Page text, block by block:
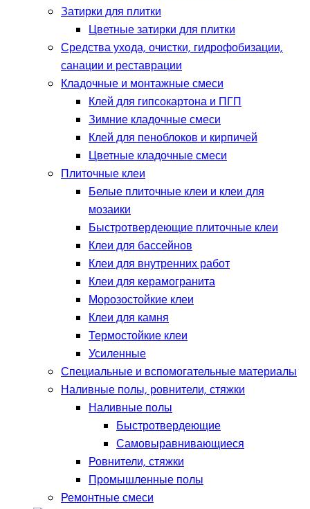
Затирки для плитки
Цветные затирки для плитки
Средства ухода, очистки, гидрофобизации,
санации и реставрации
Кладочные и монтажные смеси
Клей для гипсокартона и ПГП
Зимние кладочные смеси
Клей для пеноблоков и кирпичей
Цветные кладочные смеси
Плиточные клеи
Белые плиточные клеи и клеи для
мозаики
Быстротвердеющие плиточные клеи
Клеи для бассейнов
Клеи для внутренних работ
Клеи для керамогранита
Морозостойкие клеи
Клеи для камня
Термостойкие клеи
Усиленные
Специальные и вспомогательные материалы
Наливные полы, ровнители, стяжки
Наливные полы
Быстротвердеющие
Самовыравнивающиеся
Ровнители, стяжки
Промышленные полы
Ремонтные смеси